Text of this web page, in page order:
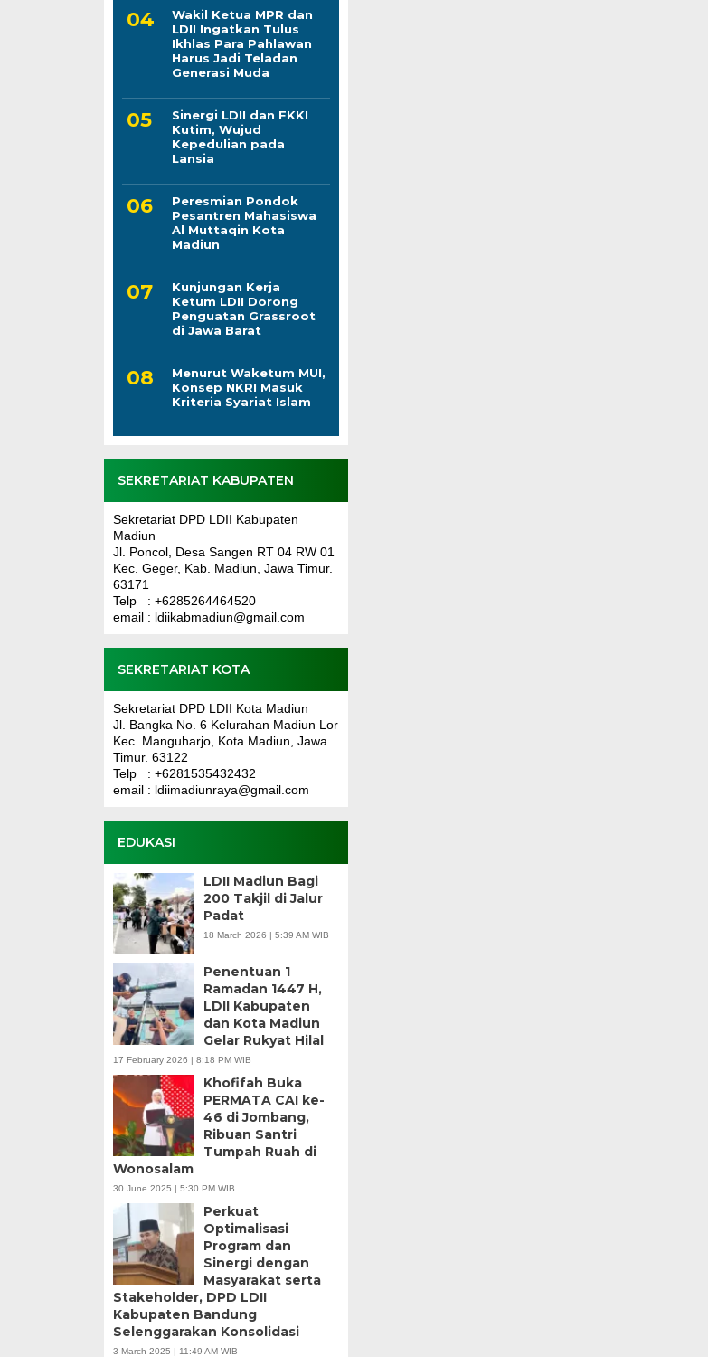
Wakil Ketua MPR dan
LDII Ingatkan Tulus
Ikhlas Para Pahlawan
Harus Jadi Teladan
Generasi Muda
Sinergi LDII dan FKKI
Kutim, Wujud
Kepedulian pada
Lansia
Peresmian Pondok
Pesantren Mahasiswa
Al Muttaqin Kota
Madiun
Kunjungan Kerja
Ketum LDII Dorong
Penguatan Grassroot
di Jawa Barat
Menurut Waketum MUI,
Konsep NKRI Masuk
Kriteria Syariat Islam
SEKRETARIAT KABUPATEN
Sekretariat DPD LDII Kabupaten
Madiun
Jl. Poncol, Desa Sangen RT 04 RW 01
Kec. Geger, Kab. Madiun, Jawa Timur.
63171
Telp : +6285264464520
email : ldiikabmadiun@gmail.com
SEKRETARIAT KOTA
Sekretariat DPD LDII Kota Madiun
Jl. Bangka No. 6 Kelurahan Madiun Lor
Kec. Manguharjo, Kota Madiun, Jawa
Timur. 63122
Telp : +6281535432432
email : ldiimadiunraya@gmail.com
EDUKASI
LDII Madiun Bagi
200 Takjil di Jalur
Padat
18 March 2026 | 5:39 AM WIB
Penentuan 1
Ramadan 1447 H,
LDII Kabupaten
dan Kota Madiun
Gelar Rukyat Hilal
17 February 2026 | 8:18 PM WIB
Khofifah Buka
PERMATA CAI ke-
46 di Jombang,
Ribuan Santri
Tumpah Ruah di
Wonosalam
30 June 2025 | 5:30 PM WIB
Perkuat
Optimalisasi
Program dan
Sinergi dengan
Masyarakat serta
Stakeholder, DPD LDII
Kabupaten Bandung
Selenggarakan Konsolidasi
3 March 2025 | 11:49 AM WIB